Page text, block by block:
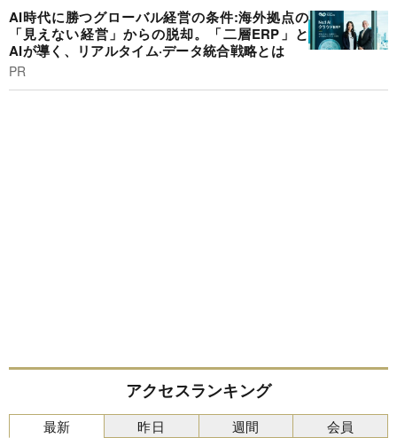
AI時代に勝つグローバル経営の条件:海外拠点の
「見えない経営」からの脱却。「二層ERP」と
AIが導く、リアルタイム·データ統合戦略とは
PR
アクセスランキング
最新 昨日 週間 会員